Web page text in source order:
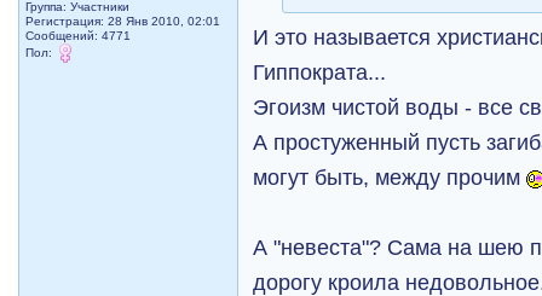
Группа: Участники
Регистрация: 28 Янв 2010, 02:01
Сообщений: 4771
Пол:
И это называется
Гиппократа...
Эгоизм чистой воды - все
А простуженный пусть
могут быть, между прочим
А "невеста"? Сама на шею
дорогу кроила